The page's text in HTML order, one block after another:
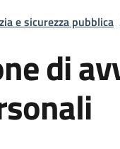
e sicurezza pubblica
di